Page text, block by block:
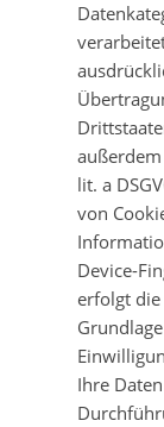
lit. a
von
Device-
erfolgt
Ihre